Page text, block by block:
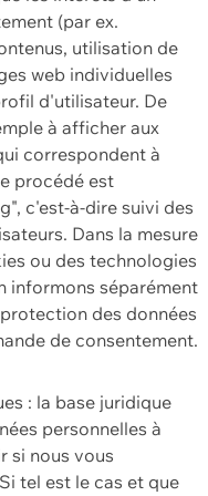
(par ex.
utilisation de
web individuelles
d'utilisateur. De
à afficher aux
correspondent à
procédé est
c'est-à-dire suivi des
Dans la mesure
ou des technologies
informons séparément
des données
de consentement.
: la base juridique
personnelles à
si nous vous
tel est le cas et que